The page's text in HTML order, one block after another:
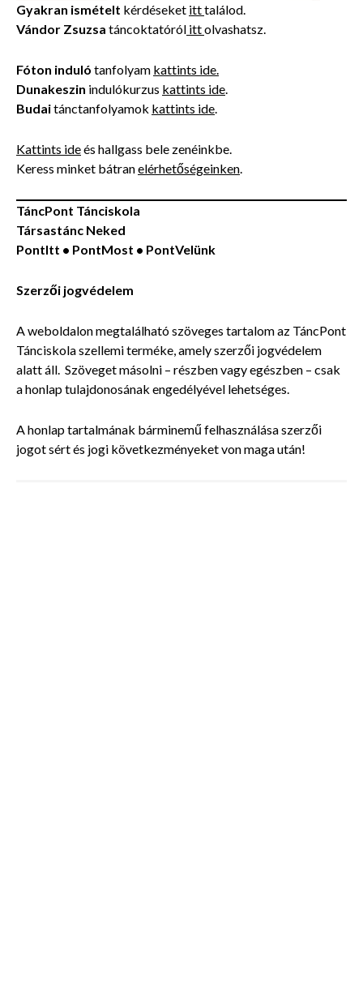
Gyakran ismételt kérdéseket itttalálod.
Vándor Zsuzsa táncoktatóról ittolvashatsz.
Fóton induló tanfolyam kattints ide.
Dunakeszin indulókurzus kattints ide
Budaitánctanfolyamok kattints ide
Kattints ideés hallgass bele zenéinkbe.
Keress minket bátranelérhetőségeinken
TáncPont Tánciskola
Társastánc Neked
PontItt • PontMost • PontVelünk
Szerzői jogvédelem
A weboldalon megtalálható szöveges tartalom az TáncPont
Tánciskola szellemi terméke, amely szerzői jogvédelem
alatt áll. Szöveget másolni – részben vagy egészben – csak
a honlap tulajdonosának engedélyével lehetséges.
A honlap tartalmának bárminemű felhasználása szerzői
jogot sért és jogi következményeket von maga után!